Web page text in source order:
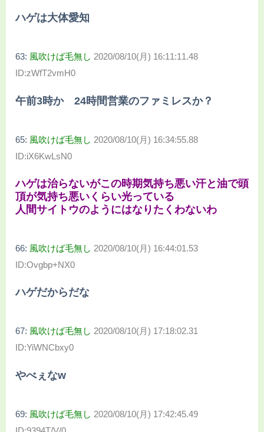
ハゲは大体愛知
63: 風吹けば毛無し 2020/08/10(月) 16:11:11.48
ID:zWfT2vmH0
午前3時か 24時間営業のファミレスか？
65: 風吹けば毛無し 2020/08/10(月) 16:34:55.88
ID:iX6KwLsN0
ハゲは治らないがこの時期気持ち悪い汗と油で頭
頂が気持ち悪いくらい光っている
人間サイトウのようにはなりたくわないわ
66: 風吹けば毛無し 2020/08/10(月) 16:44:01.53
ID:Ovgbp+NX0
ハゲだからだな
67: 風吹けば毛無し 2020/08/10(月) 17:18:02.31
ID:YiWNCbxy0
やべぇなw
69: 風吹けば毛無し 2020/08/10(月) 17:42:45.49